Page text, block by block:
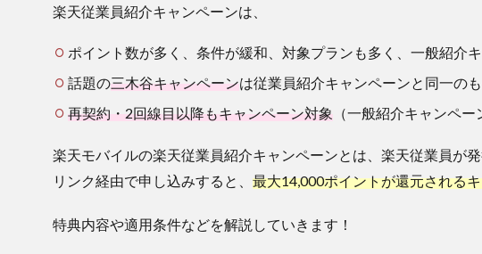
2.1
従業
介キ
ャン
ペー
介リ
ンク
クセ
ス
楽天従業員紹介キャンペーンは、
ポイント数が多く、条件が緩和、対象プランも多く、一般紹介
話題の三木谷キャンペーンは従業員紹介キャンペーンと同一の
再契約・2回線目以降もキャンペーン対象
（一般紹介キャンペー
楽天モバイルの楽天従業員紹介キャンペーンとは、楽天従業員が
リンク経由で申し込みすると、 最大14,000ポイントが還元される
特典内容や適用条件などを解説していきます！